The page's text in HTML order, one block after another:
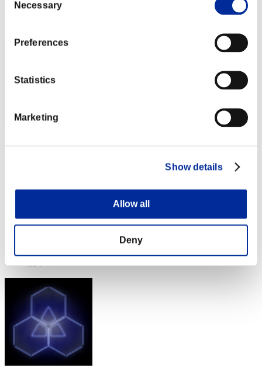
Selection
Necessary
Preferences
Statistics
Marketing
Show details
Allow all
Deny
Posizione
Posizione
354